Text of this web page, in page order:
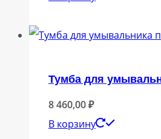
Тумба для
8 460,00₽
В корзину